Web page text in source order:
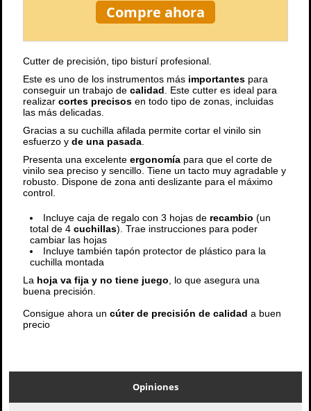
Compre ahora
Cutter de precisión, tipo bisturí profesional.
Este es uno de los instrumentos más importantes para
conseguir un trabajo de calidad . Este cutter es ideal para
realizar cortes precisos en todo tipo de zonas, incluidas
las más delicadas.
Gracias a su cuchilla afilada permite cortar el vinilo sin
esfuerzo y de una pasada
Presenta una excelente ergonomía para que el corte de
vinilo sea preciso y sencillo. Tiene un tacto muy agradable y
robusto. Dispone de zona anti deslizante para el máximo
control.
Incluye caja de regalo con 3 hojas de recambio (un
total de 4 cuchillas). Trae instrucciones para poder
cambiar las hojas
Incluye también tapón protector de plástico para la
cuchilla montada
La hoja va fija y no tiene juego , lo que asegura una
buena precisión.
Consigue ahora un cúter de precisión de calidad a buen
precio
Opiniones